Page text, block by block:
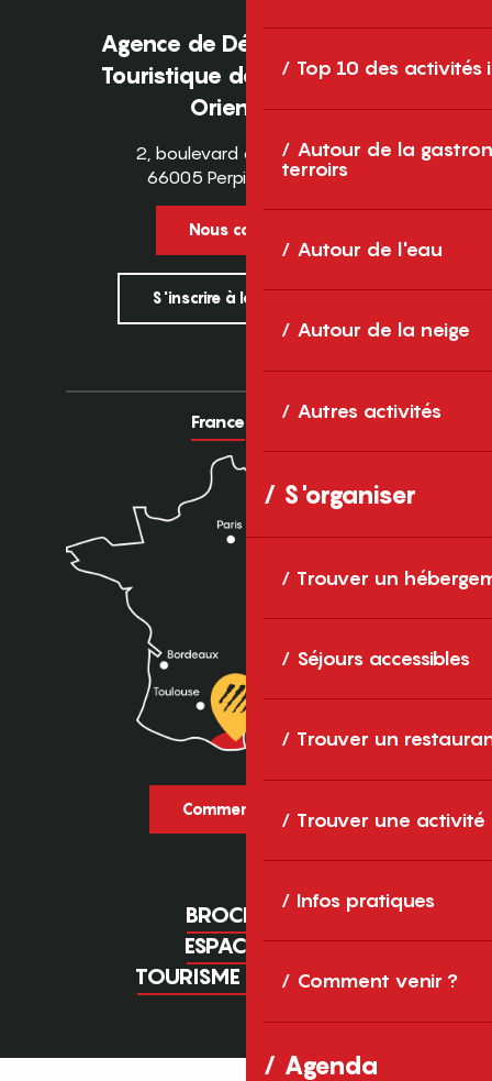
Top 10 des activités
Autour de la
terroirs
Autour de l'eau
Autour de la neige
Autres activités
S'organiser
Trouver un
Séjours accessibles
Trouver un
Trouver une activité
Infos pratiques
Comment venir ?
Agenda
Agence de Développement
Touristique des Pyrénées-
Orientales
2, boulevard des Pyrénées
66005 Perpignan Cedex
Nous contacter
S'inscrire à la newsletter
France Europe
Comment venir ?
BROCHURES
ESPACE PRO
TOURISME D'AFFAIRES